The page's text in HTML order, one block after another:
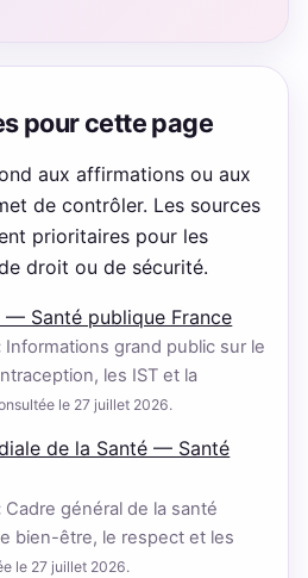
pour cette page
aux affirmations ou aux
de contrôler. Les sources
prioritaires pour les
droit ou de sécurité.
— Santé publique France
Informations grand public sur le
les IST et la
le 27 juillet 2026.
de la Santé — Santé
Cadre général de la santé
bien-être, le respect et les
le 27 juillet 2026.